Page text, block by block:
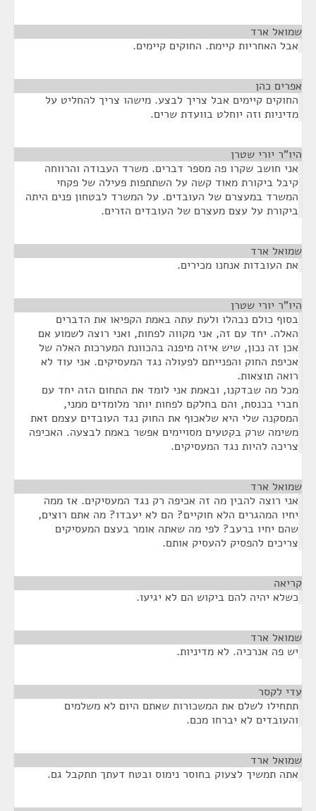
שמואל ארד
אבל האחריות קיימת. החוקים קיימים.
אפרים כהן
החוקים קיימים אבל צריך לבצע. מישהו צריך להחליט על
מדיניות וזה יוחלט בוועדת שרים.
היו"ר יורי שטרן
אני חושב שקרו פה מספר דברים. משרד העבודה והרווחה
קיבל ביקורת מאוד קשה על השתתפות פעילה של פקחי
המשרד במעצרם של העובדים. על המשרד לבטחון פנים היתה
ביקורת על עצם מעצרם של העובדים הזרים.
שמואל ארד
את העובדות אנחנו מכירים.
היו"ר יורי שטרן
בסוף כולם נבהלו ולעת עתה באמת הקפיאו את הדברים
האלה. יחד עם זה, אני מקווה לפחות, ואני רוצה לשמוע אם
אכן זה נכון, שיש איזה מיפנה בהכוונת המערכות האלה של
אכיפת החוק והפנייתם לפעולה נגד המעסיקים. אני עוד לא
רואה תוצאות.
מכל מה שבדקנו, ובאמת אני לומד את התחום הזה יחד עם
חברי בכנסת, והם בחלקם לפחות יותר מלומדים ממני,
המסקנה שלי היא שלאכוף את החוק נגד העובדים עצמם זאת
משימה שרק בקטעים מסויימים אפשר באמת לבצעה. האכיפה
צריכה להיות נגד המעסיקים.
שמואל ארד
אני רוצה להבין מה זה אכיפה רק נגד המעסיקים. אז ממה
יחיו המהגרים הלא חוקיים? הם לא יעבדו? מה אתם רוצים,
שהם יחיו ברעב? לפי מה שאתה אומר בעצם המעסיקים
צריכים להפסיק להעסיק אותם.
קריאה
כשלא יהיה להם ביקוש הם לא יגיעו.
שמואל ארד
יש פה אנרכיה. לא מדיניות.
עדי לקסר
תתחילו לשלם את המשכורות שאתם היום לא משלמים
והעובדים לא יברחו מכם.
שמואל ארד
אתה תמשיך לצעוק בחוסר נימוס ובטח דעתך תתקבל גם.